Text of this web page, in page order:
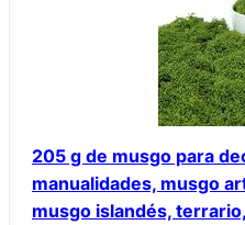
205 g de musgo para
manualidades, musgo
musgo islandés,